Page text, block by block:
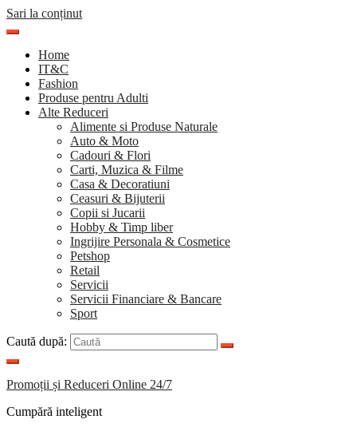
Sari la conținut
Home
IT&C
Fashion
Produse pentru Adulti
Alte Reduceri
Alimente si Produse Naturale
Auto & Moto
Cadouri & Flori
Carti, Muzica & Filme
Casa & Decoratiuni
Ceasuri & Bijuterii
Copii si Jucarii
Hobby & Timp liber
Ingrijire Personala & Cosmetice
Petshop
Retail
Servicii
Servicii Financiare & Bancare
Sport
Caută după:
Promoții și Reduceri Online 24/7
Cumpără inteligent